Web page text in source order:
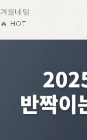
겨울네일
🔥 HOT